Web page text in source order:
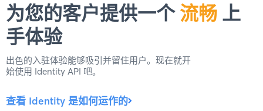
为您的客户提供一个 流畅 上
手体验
出色的入驻体验能够吸引并留住用户。现在就开
始使用 Identity API 吧。
查看 Identity 是如何运作的